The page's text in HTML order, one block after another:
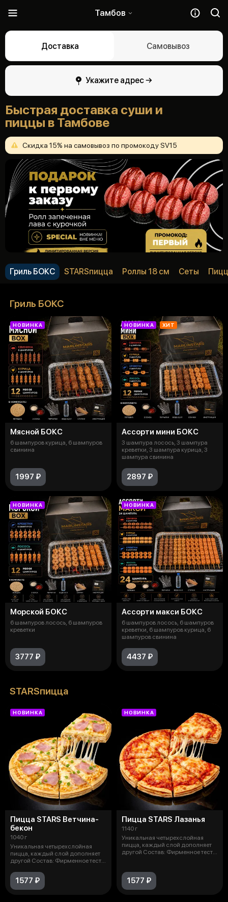
Тамбов
Доставка Самовывоз
Укажите адрес →
Быстрая доставка суши и
пиццы в Тамбове
Скидка 15% на самовывоз по промокодуSV15
Гриль БОКС STARSпицца Роллы 18 см Сеты
Гриль БОКС
НОВИНКА
Мясной БОКС
6 шампуров курица, 6 шампуров
свинина
1997 ₽
НОВИНКА ХИТ
Ассорти мини БОКС
3 шампура лосось, 3 шампура
креветки, 3 шампура курица, 3
шампура свинина
2897 ₽
НОВИНКА
Морской БОКС
6 шампуров лосось, 6 шампуров
креветки
3777 ₽
НОВИНКА
Ассорти макси БОКС
6 шампуров лосось, 6 шампуров
креветки, 6 шампуров курица, 6
шампуров свинина
4437 ₽
STARSпицца
НОВИНКА
Пицца STARS Ветчина-
бекон
1040 г
Уникальная четырехслойная
пицца, каждый слой дополняет
другой Состав: Фирменное тесто,
1577 ₽
НОВИНКА
Пицца STARS Лазанья
1140 г
Уникальная четырехслойная
пицца, каждый слой дополняет
другой Состав: Фирменное тесто,
1577 ₽